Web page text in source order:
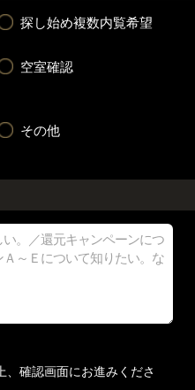
探し始め複数内覧希望
空室確認
その他
、確認画面にお進みくださ